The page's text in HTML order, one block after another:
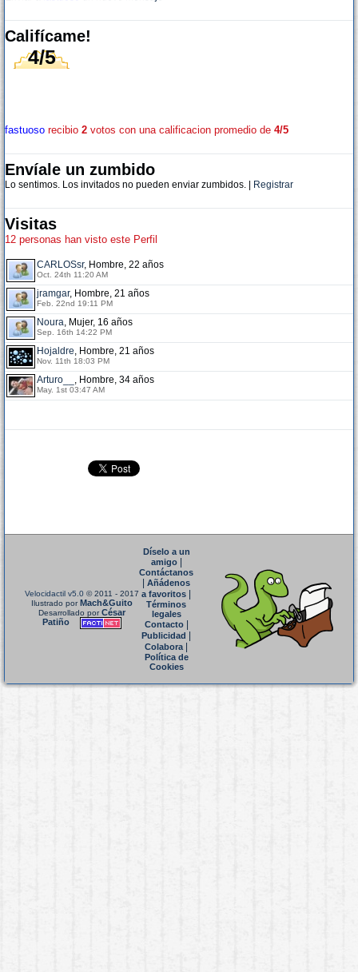
Califícame!
4/5
fastuoso recibio 2 votos con una calificacion promedio de 4/5
Envíale un zumbido
Lo sentimos. Los invitados no pueden enviar zumbidos. | Registrar
Visitas
12 personas han visto este Perfil
CARLOSsr, Hombre, 22 años
Oct. 24th 11:20 AM
jramgar, Hombre, 21 años
Feb. 22nd 19:11 PM
Noura, Mujer, 16 años
Sep. 16th 14:22 PM
Hojaldre, Hombre, 21 años
Nov. 11th 18:03 PM
Arturo__ , Hombre, 34 años
May. 1st 03:47 AM
Velocidactil v5.0 © 2011 - 2017
Ilustrado porMach&Guito
Desarrollado porCésar
Patiño
Díselo a un
amigo|
Contáctanos
Añádenos
a favoritos
Términos
legales
Contacto|
Publicidad
Colabora|
Política de
Cookies